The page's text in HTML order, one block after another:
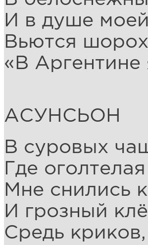
И в душе
Вьются
«В
АСУНСЬОН
В суровых
Где
Мне снились
И грозный
Средь